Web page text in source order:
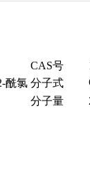
CAS号
酰氯 分子式
分子量